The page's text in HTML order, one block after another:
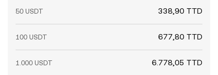
50 USDT 338,90 TTD
100 USDT 677,80 TTD
1.000 USDT 6.778,05 TTD